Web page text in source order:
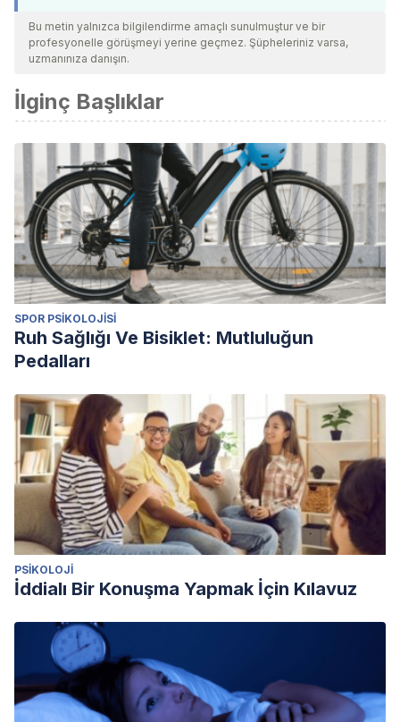
Bu metin yalnızca bilgilendirme amaçlı sunulmuştur ve bir
profesyonelle görüşmeyi yerine geçmez. Şüpheleriniz varsa,
uzmanınıza danışın.
İlginç Başlıklar
SPOR PSIKOLOJISI
Ruh Sağlığı Ve Bisiklet: Mutluluğun
Pedalları
PSIKOLOJI
İddialı Bir Konuşma Yapmak İçin Kılavuz